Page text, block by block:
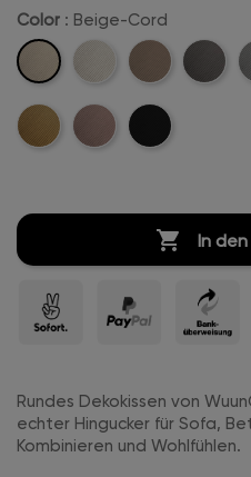
Color : Beige-Cord
Beige-
Cord
Creme-
Cord
Sand-
Anthrazit-
Mustard-Rosa-
Schwarz-
 In
Rundes Dekokissen von
echter Hingucker für Sofa,
Kombinieren und Wohlfühlen.